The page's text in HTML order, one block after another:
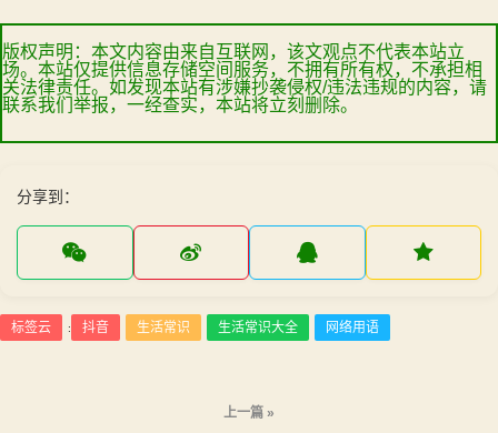
版权声明：本文内容由来自互联网，该文观点不代表本站立
场。本站仅提供信息存储空间服务，不拥有所有权，不承担相
关法律责任。如发现本站有涉嫌抄袭侵权/违法违规的内容，请
联系我们举报，一经查实，本站将立刻删除。
分享到：
标签云 : 抖音 生活常识 生活常识大全 网络用语
上一篇 »